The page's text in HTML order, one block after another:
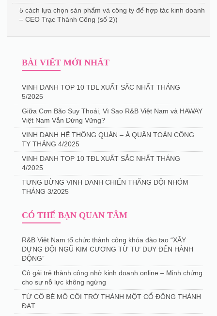
5 cách lựa chọn sản phẩm và công ty để hợp tác kinh doanh
– CEO Trạc Thành Công (số 2))
BÀI VIẾT MỚI NHẤT
VINH DANH TOP 10 TĐL XUẤT SẮC NHẤT THÁNG
5/2025
Giữa Cơn Bão Suy Thoái, Vì Sao R&B Việt Nam và HAWAY
Việt Nam Vẫn Đứng Vững?
VINH DANH HỆ THỐNG QUÁN – Á QUÂN TOÀN CÔNG
TY THÁNG 4/2025
️VINH DANH TOP 10 TĐL XUẤT SẮC NHẤT THÁNG
4/2025
TƯNG BỪNG VINH DANH CHIẾN THẮNG ĐỘI NHÓM
THÁNG 3/2025
CÓ THỂ BẠN QUAN TÂM
R&B Việt Nam tổ chức thành công khóa đào tạo “XÂY
DỰNG ĐỘI NGŨ KIM CƯƠNG TỪ TƯ DUY ĐẾN HÀNH
ĐỘNG”
Cô gái trẻ thành công nhờ kinh doanh online – Minh chứng
cho sự nỗ lực không ngừng
TỪ CÔ BÉ MỒ CÔI TRỞ THÀNH MỘT CỔ ĐÔNG THÀNH
ĐẠT